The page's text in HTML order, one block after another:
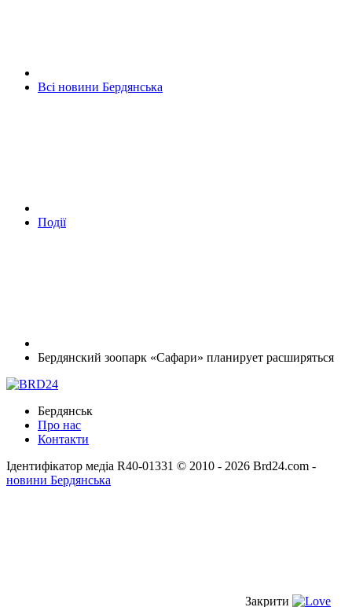
Всі новини Бердянська
Події
Бердянский зоопарк «Сафари» планирует расширяться
Бердянськ
Про нас
Контакти
Ідентифікатор медіа R40-01331 © 2010 - 2026 Brd24.com -
новини Бердянська
Закрити